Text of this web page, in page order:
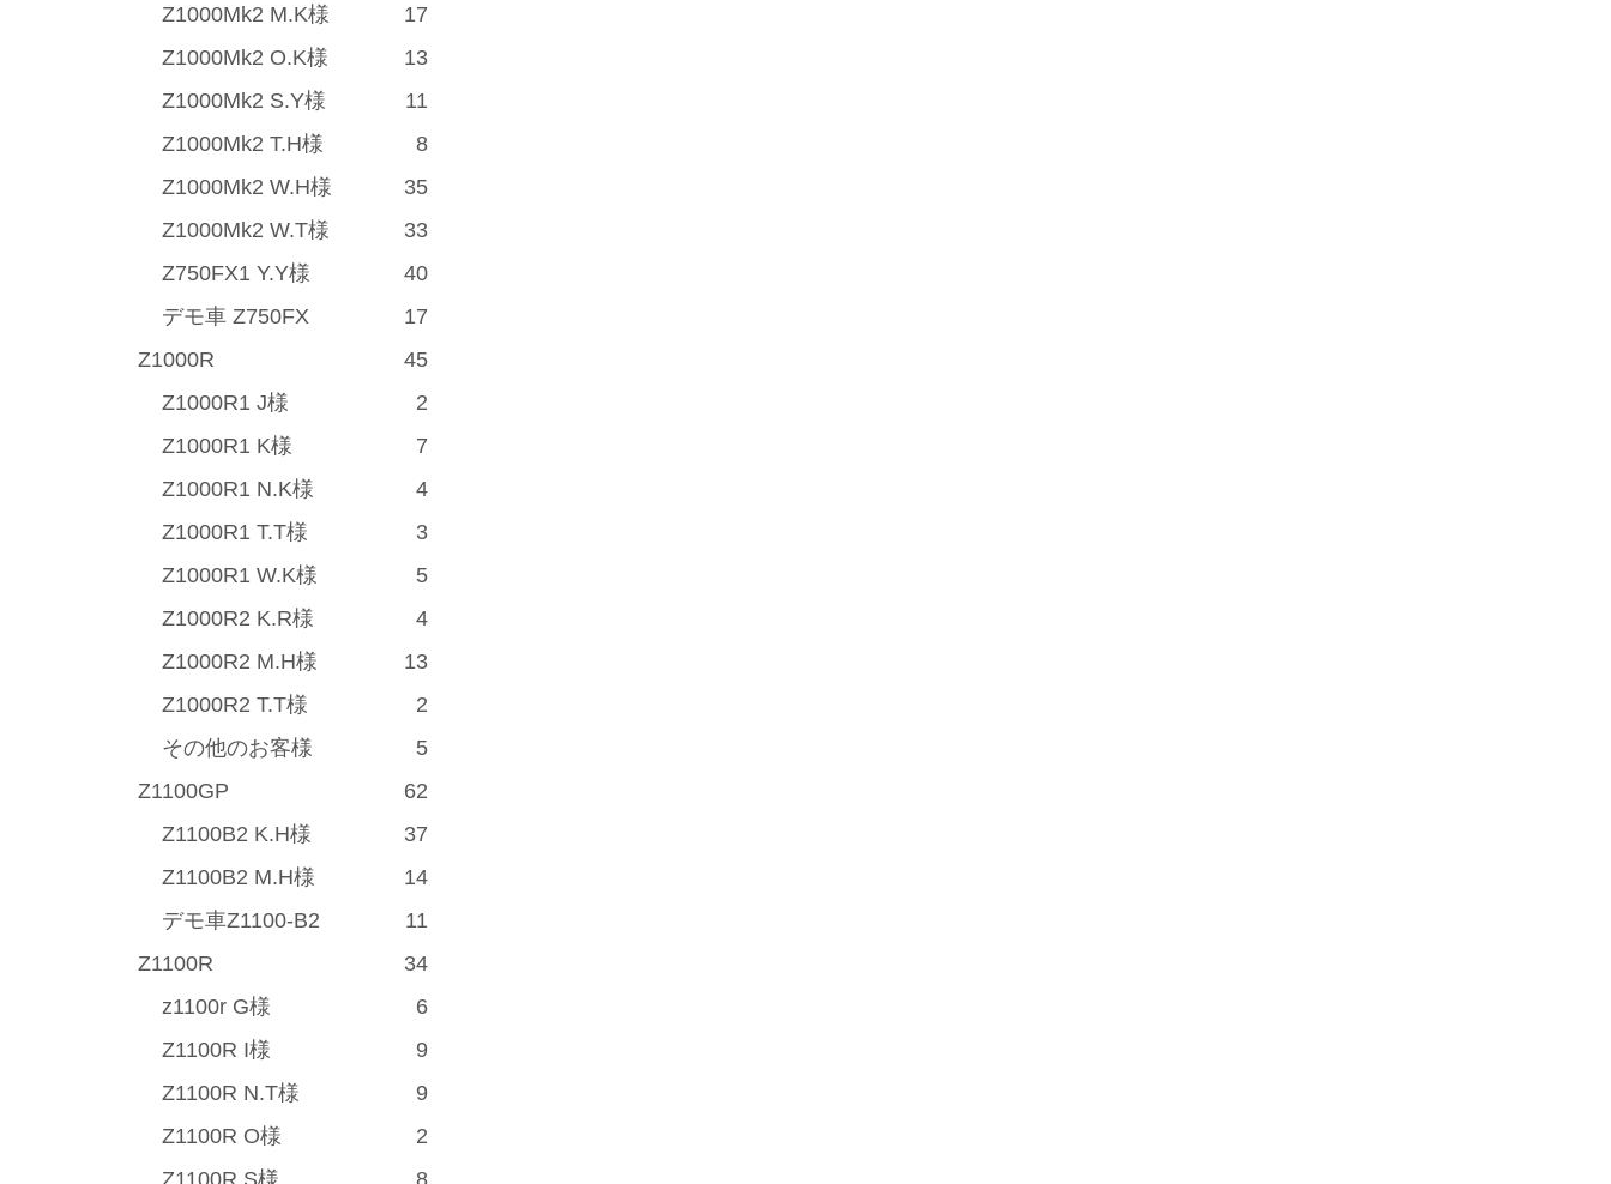
Z1000Mk2 M.K様
17
Z1000Mk2 O.K様
13
Z1000Mk2 S.Y様
11
Z1000Mk2 T.H様
8
Z1000Mk2 W.H様
35
Z1000Mk2 W.T様
33
Z750FX1 Y.Y様
40
デモ車 Z750FX
17
Z1000R
45
Z1000R1 J様
2
Z1000R1 K様
7
Z1000R1 N.K様
4
Z1000R1 T.T様
3
Z1000R1 W.K様
5
Z1000R2 K.R様
4
Z1000R2 M.H様
13
Z1000R2 T.T様
2
その他のお客様
5
Z1100GP
62
Z1100B2 K.H様
37
Z1100B2 M.H様
14
デモ車Z1100-B2
11
Z1100R
34
z1100r G様
6
Z1100R I様
9
Z1100R N.T様
9
Z1100R O様
2
Z1100R S様
8